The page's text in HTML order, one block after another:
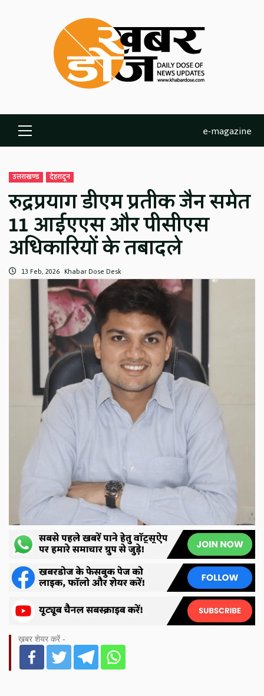
Primary
Menu
e-magazine
उत्तराखण्ड देहरादून
रुद्रप्रयाग डीएम प्रतीक जैन समेत
11 आईएएस और पीसीएस
अधिकारियों के तबादले
13 Feb, 2026 Khabar Dose Desk
ख़बर शेयर करें -